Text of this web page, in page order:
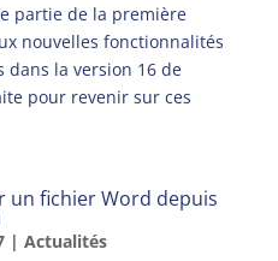
partie de la première
nouvelles fonctionnalités
dans la version 16 de
pour revenir sur ces
un fichier Word depuis
| Actualités